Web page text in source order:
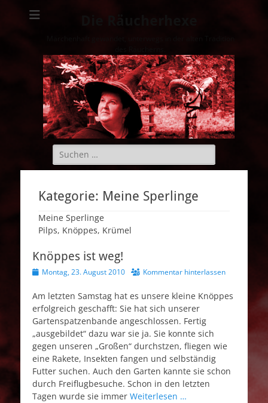
Suchen
nach:
Kategorie: Meine Sperlinge
Meine Sperlinge
Pilps, Knöppes, Krümel
Knöppes ist weg!
Veröffentlicht
Montag, 23. August 2010 Kommentar hinterlassen
Am letzten Samstag hat es unsere kleine Knöppes
erfolgreich geschafft: Sie hat sich unserer
Gartenspatzenbande angeschlossen. Fertig
„ausgebildet“ dazu war sie ja. Sie konnte sich
gegen unseren „Großen“ durchstzen, fliegen wie
eine Rakete, Insekten fangen und selbständig
Futter suchen. Auch den Garten kannte sie schon
durch Freiflugbesuche. Schon in den letzten
Tagen wurde sie immer Weiterlesen …